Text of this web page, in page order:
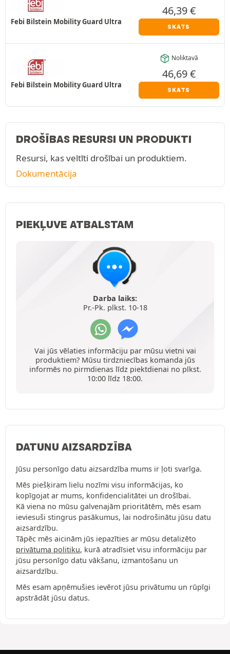
Febi Bilstein Mobility Guard Ultra
46,39€
SKATS
Febi Bilstein Mobility Guard Ultra
Noliktavā
46,69€
SKATS
DROŠĪBAS RESURSI UN PRODUKTI
Resursi, kas veltīti drošībai un produktiem.
Dokumentācija
PIEKĻUVE ATBALSTAM
Darba laiks:
Pr.-Pk. plkst. 10-18
Vai jūs vēlaties informāciju par mūsu vietni vai
produktiem? Mūsu tirdzniecības komanda jūs
informēs no pirmdienas līdz piektdienai no plkst.
10:00 līdz 18:00.
DATUNU AIZSARDZĪBA
Jūsu personīgo datu aizsardzība mums ir ļoti svarīga.
Mēs piešķiram lielu nozīmi visu informācijas, ko
kopīgojat ar mums, konfidencialitātei un drošībai.
Kā viena no mūsu galvenajām prioritātēm, mēs esam
ieviesuši stingrus pasākumus, lai nodrošinātu jūsu datu
aizsardzību.
Tāpēc mēs aicinām jūs iepazīties ar mūsu detalizēto
privātuma politiku, kurā atradīsiet visu informāciju par
jūsu personīgo datu vākšanu, izmantošanu un
aizsardzību.
Mēs esam apņēmušies ievērot jūsu privātumu un rūpīgi
apstrādāt jūsu datus.